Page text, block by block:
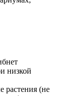
низкой
растения (не